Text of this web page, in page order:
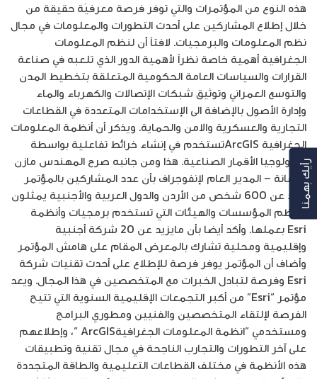
هذه النوع من المؤتمرات والتي توفر فرصة معرفيَة حقيقة من
خلال إطلاع المشاركين على أحدث التطورات والمعلومات في مجال
نظم المعلومات والبرمجيات. لافتاً أن لنظم المعلومات
الجغرافية أهمية خاصة نظراً لأهمية الدور الذي تلعبه في صناعة
القرارات والسياسات العامة الحكومية المتعلقة بتخطيط المدن
والتوسع العمراني وتوثيق شبكات الإتصالات والكهرباء والماء
وإدارة الأصول بالإضافة الى الإستخدامات المتعددة في القطاعات
التجارية والعسكرية والامن والحماية. ويذكر أن أنظمة المعلومات
الجغرافية ArcGISتستخدم في إنشاء خرائط تفاعلية بواسطة
تكنولوجيا الأقمار الصناعية. هذا ومن جانبه صرح المهندس مازن
جوعانة – المدير العام لإنفوجراف بأن عدد المشاركين بالمؤتمر
يزيد عن 600 شخص من الأردن والدول العربية والأجنبية يمثلون
معظم المؤسسات والهيئات التي تستخدم برمجيات وأنظمة
Esri بعملها. وأكد أيضا بأن مايزيد عن 20 شركة أجنبية
وإقليمية ومحلية تشارك بالمعرض المقام على هامش المؤتمر
وأضاف أن المؤتمر يوفر فرصة للإطلاع على أحدث تقنيات شركة
Esri وفرصة لتبادل الخبرات مع المتخصصين في هذا المجال. ويعد
مؤتمر “Esri” من أكبر التجمعات الإقليمية السنوية التي تتيح
الفرصة لإلتقاء المتخصصين والفنيين ومطوري البرامج
ومستخدمي “انظمة المعلومات الجغرافيةArcGIS “، وإطلاعهم
على آخر التطورات والتجارب الناجحة في مجال تقنية وتطبيقات
هذه الأنظمة في مختلف القطاعات التعليمية والطاقة المتجددة
رأيك بهمنا